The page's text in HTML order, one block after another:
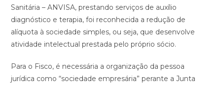
Sanitária – ANVISA, prestando serviços de auxílio
diagnóstico e terapia, foi reconhecida a redução de
alíquota à sociedade simples, ou seja, que desenvolve
atividade intelectual prestada pelo próprio sócio.
Para o Fisco, é necessária a organização da pessoa
jurídica como “sociedade empresária” perante a Junta